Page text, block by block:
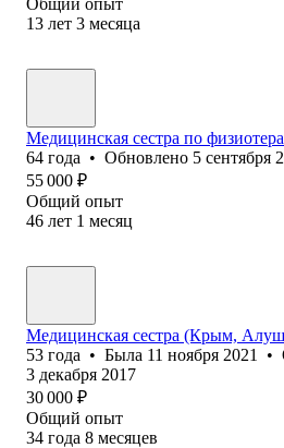
13 лет 3 месяца
Медицинская сестра по
64 года • Обновлено 5 сентября
55 000 ₽
Общий опыт
46 лет 1 месяц
Медицинская сестра (Крым,
53 года • Была 11 ноября 2021 •
3 декабря 2017
30 000 ₽
Общий опыт
34 года 8 месяцев